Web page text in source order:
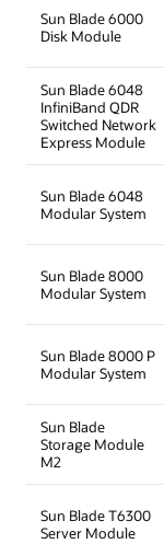
Sun Blade 6000
Disk Module
Sun Blade 6048
InfiniBand QDR
Switched Network
Express Module
Sun Blade 6048
Modular System
Sun Blade 8000
Modular System
Sun Blade 8000 P
Modular System
Sun Blade
Storage Module
M2
Sun Blade T6300
Server Module